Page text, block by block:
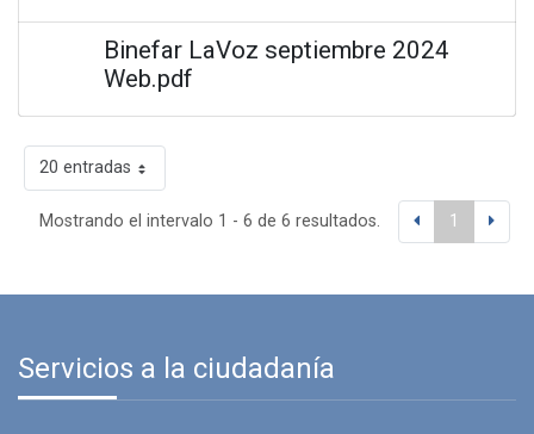
Binefar LaVoz septiembre 2024
Web.pdf
20 entradas
Mostrando el intervalo 1 - 6 de 6 resultados. 1
Servicios a la ciudadanía